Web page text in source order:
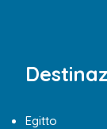
Egitto